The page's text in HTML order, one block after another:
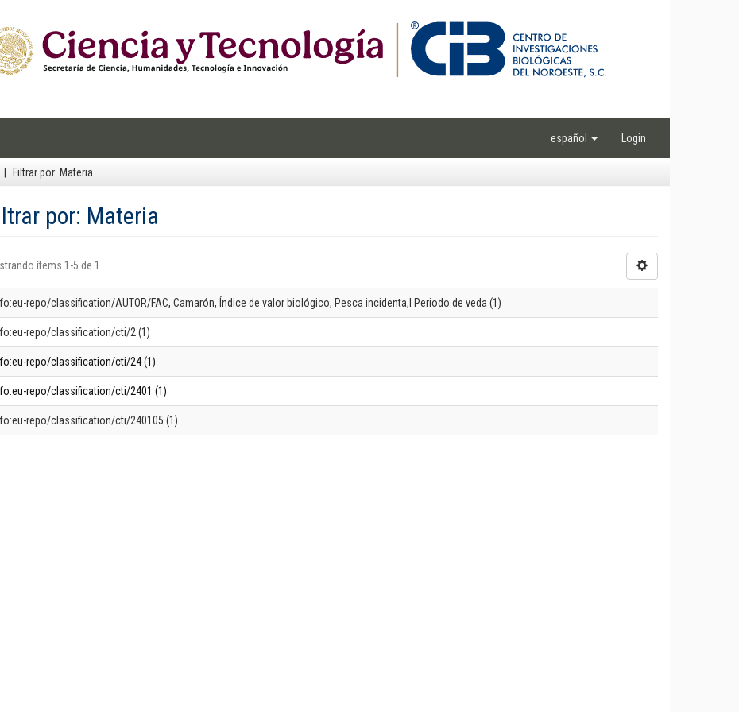
español Login
Filtrar por: Materia
por: Materia
ítems 1-5 de 1
repo/classification/AUTOR/FAC, Camarón, Índice de valor biológico, Pesca incidenta,l Periodo de veda (1)
repo/classification/cti/2 (1)
repo/classification/cti/24 (1)
repo/classification/cti/2401 (1)
repo/classification/cti/240105 (1)